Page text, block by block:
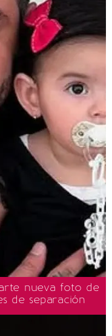
nueva foto de
de separación